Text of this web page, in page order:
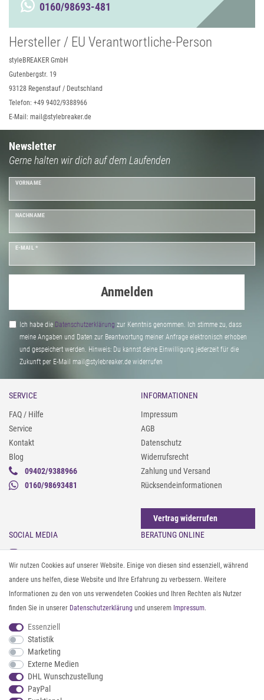
0160/98693-481
Hersteller / EU Verantwortliche-Person
styleBREAKER GmbH
Gutenbergstr. 19
93128 Regenstauf / Deutschland
Telefon: +49 9402/9388966
E-Mail: mail@stylebreaker.de
Newsletter
Gerne halten wir dich auf dem Laufenden
VORNAME
NACHNAME
E-MAIL *
Anmelden
Ich habe die Daten­schutz­erklärung zur Kenntnis genommen. Ich stimme zu, dass
meine Angaben und Daten zur Beantwortung meiner Anfrage elektronisch erhoben
und gespeichert werden. Hinweis: Du kannst deine Einwilligung jederzeit für die
Zukunft per E-Mail mail@stylebreaker.de widerrufen
SERVICE
FAQ / Hilfe
Service
Kontakt
Blog
09402/9388966
0160/98693481
INFORMATIONEN
Impressum
AGB
Datenschutz
Widerrufsrecht
Zahlung und Versand
Rücksendeinformationen
Vertrag widerrufen
SOCIAL MEDIA
Instagram
Facebook
Pinterest
Twitter
Youtube
Threads
BERATUNG ONLINE
Gürtel messen & kürzen
Sonnenbrillen & UV-Schutz
Textilpflege
Textil- und Material-Guide
Geldbörse richtig organisieren
ZAHLUNG & VERSAND
Wir nutzen Cookies auf unserer Website. Einige von diesen sind essenziell, während
andere uns helfen, diese Website und Ihre Erfahrung zu verbessern. Weitere
Informationen zu den von uns verwendeten Cookies und Ihren Rechten als Nutzer
finden Sie in unserer Daten­schutz­erklärung und unserem Impressum.
Essenziell
Statistik
Marketing
Externe Medien
DHL Wunschzustellung
PayPal